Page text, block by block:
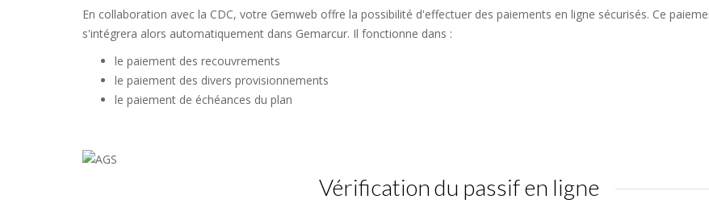
En collaboration avec la CDC, votre Gemweb offre la possibilité d'effectuer des paiements en ligne sécurisés. Ce
s'intégrera alors automatiquement dans Gemarcur. Il fonctionne dans :
le paiement des recouvrements
le paiement des divers provisionnements
le paiement de échéances du plan
Vérification du passif en ligne